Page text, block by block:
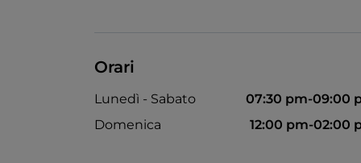
Orari
Lunedì - Sabato
07:30 pm-09:00
Domenica
12:00 pm-02:00